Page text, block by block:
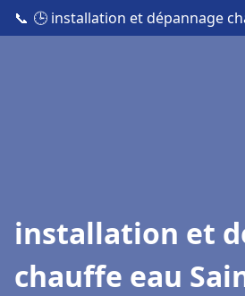
📞 🕒 installation et dépannage
installation et
chauffe eau